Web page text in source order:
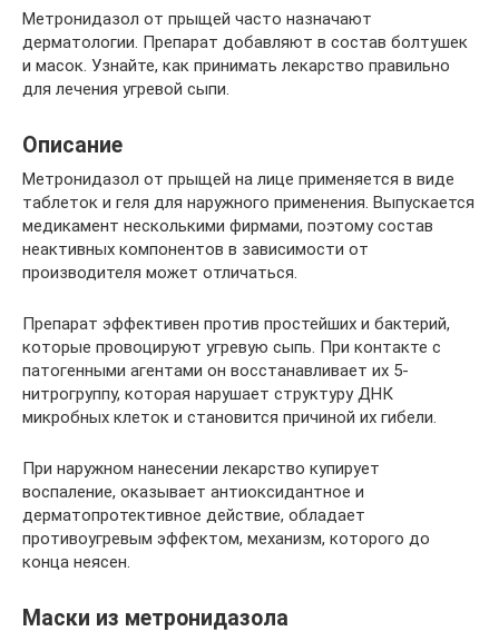
Метронидазол от прыщей часто назначают
дерматологии. Препарат добавляют в состав болтушек
и масок. Узнайте, как принимать лекарство правильно
для лечения угревой сыпи.
Описание
Метронидазол от прыщей на лице применяется в виде
таблеток и геля для наружного применения. Выпускается
медикамент несколькими фирмами, поэтому состав
неактивных компонентов в зависимости от
производителя может отличаться.
Препарат эффективен против простейших и бактерий,
которые провоцируют угревую сыпь. При контакте с
патогенными агентами он восстанавливает их 5-
нитрогруппу, которая нарушает структуру ДНК
микробных клеток и становится причиной их гибели.
При наружном нанесении лекарство купирует
воспаление, оказывает антиоксидантное и
дерматопротективное действие, обладает
противоугревым эффектом, механизм, которого до
конца неясен.
Маски из метронидазола